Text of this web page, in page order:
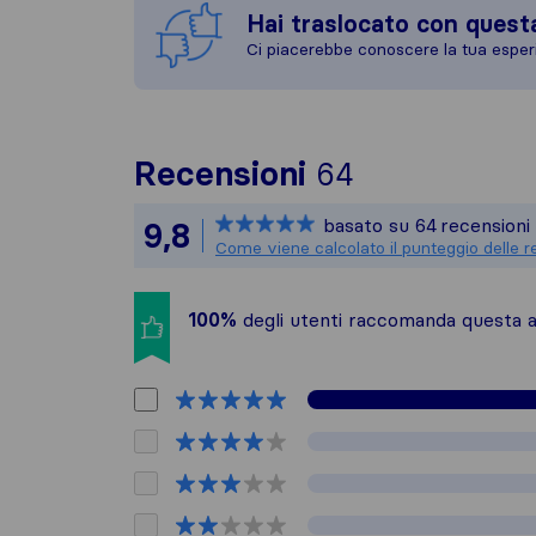
Hai traslocato con
Ci piacerebbe conoscere la tua
Recensioni 64
Tutte le
9,8 basato su 64 recensioni
Come viene calcolato il punteggio delle
100% degli utenti raccomanda questa